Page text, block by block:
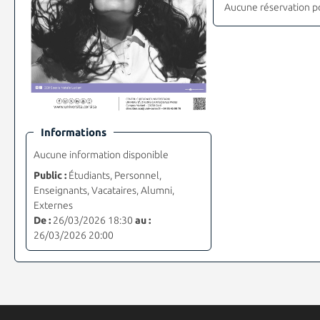
Informations
Aucune information disponible
Public :Étudiants, Personnel,
Enseignants, Vacataires, Alumni,
Externes
De :26/03/2026 18:30 au :
26/03/2026 20:00
Aucune réservation